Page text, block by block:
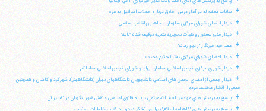
+ بيانات معظم له در آغاز درس اخلاق درباره حملات اسرائيل به غزه
+ ديدار اعضاي شوراي مركزي سازمان مجاهدين انقلاب اسلامي
+ ديدار مدير مسئول و هيأت تحريريه نشريه توقيف شده "نامه"
+ مصاحبه خبرنگار "راديو زمانه"
+ ديدار اعضاي شوراي مركزي دفتر تحكيم وحدت
+ ديدار شوراي مركزي انجمن اسلامي معلمان ايران و شوراي انجمن اسلامي معلمانقم
+
ديدار جمعي از اعضاي انجمن هاي اسلامي دانشجويان دانشگاههاي تهران (دانشگاههنر)، شهركرد و كاشان و همچنين
جمعي از اقشار مختلف مردم
+ پاسخ به پرسش هاي مهندس لطف الله ميثمي درباره قانون اساسي و نقش شوراينگهبان در تفسير آن
+ پاسخ به پرسش هاي "گاهنامه اطلاع" پيرامون تشكيك درباره كتاب خاطرات معظمله